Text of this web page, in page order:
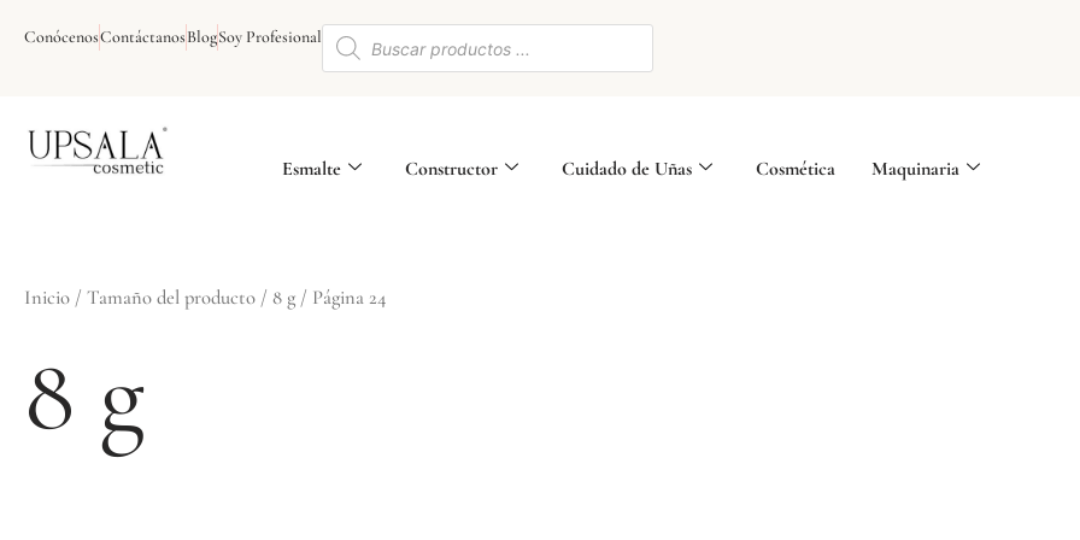
ConócenosContáctanosBlogSoy Profesional Búsqueda
Esmalte Constructor Cuidado de Uñas Cosmética Maquinaria
Inicio / Tamaño del producto / 8 g / Página 24
8 g